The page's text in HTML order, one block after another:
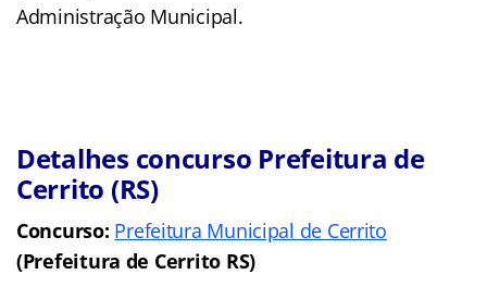
Administração Municipal.
Detalhes concurso Prefeitura de
Cerrito (RS)
Concurso: Prefeitura Municipal de Cerrito
(Prefeitura de Cerrito RS)